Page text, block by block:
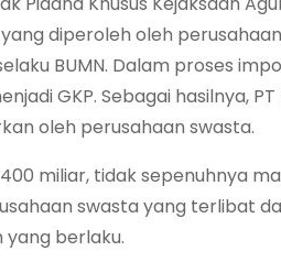
diperoleh oleh
BUMN. Dalam proses
GKP. Sebagai hasilnya,
oleh perusahaan swasta.
miliar, tidak sepenuhnya
swasta yang terlibat
yang berlaku.